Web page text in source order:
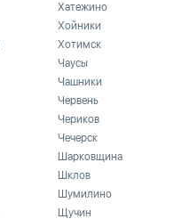
Хатежино
Хойники
Хотимск
Чаусы
Чашники
Червень
Чериков
Чечерск
Шарковщина
Шклов
Шумилино
Щучин